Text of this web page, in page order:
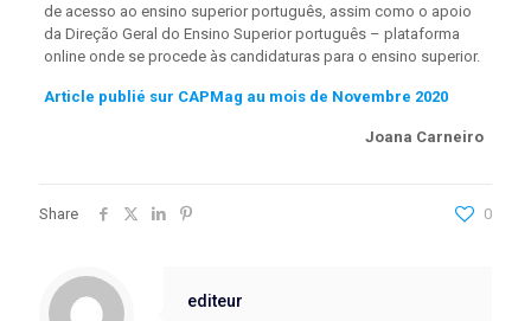
de acesso ao ensino superior português, assim como o apoio
da Direção Geral do Ensino Superior português – plataforma
online onde se procede às candidaturas para o ensino superior.
Article publié sur CAPMag au mois de Novembre 2020
Joana Carneiro
Share 0
editeur